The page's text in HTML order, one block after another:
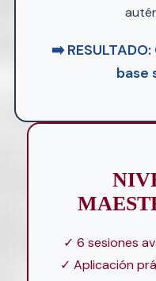
➡️
base
✓ 6 sesiones
✓ Aplicación